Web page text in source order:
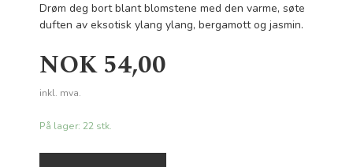
Drøm deg bort blant blomstene med den varme, søte
duften av eksotisk ylang ylang, bergamott og jasmin.
Pris
NOK54,00
inkl. mva.
På lager: 22 stk.